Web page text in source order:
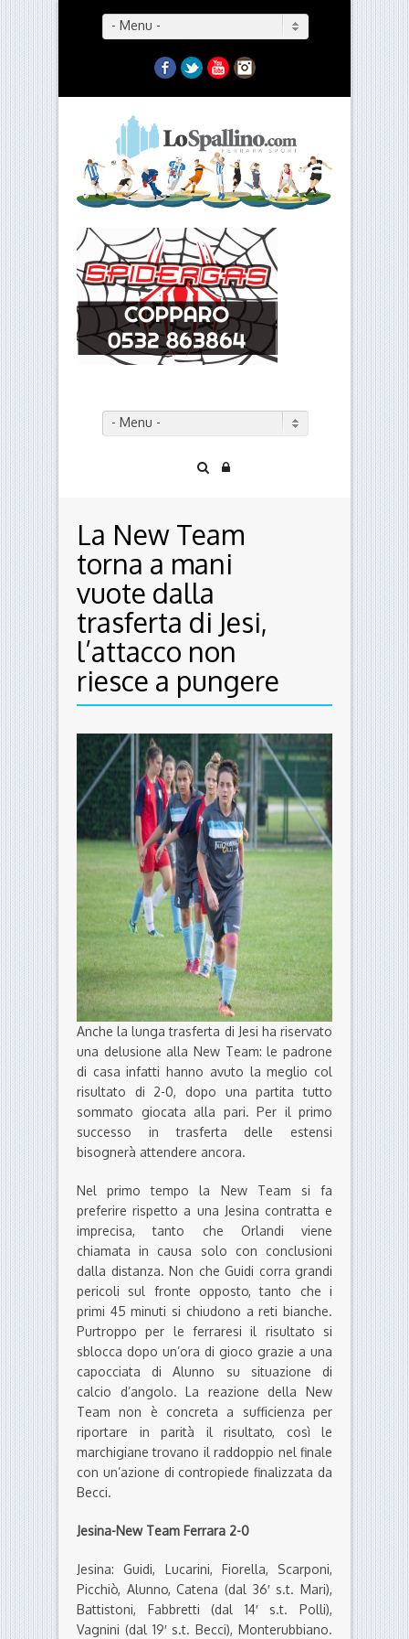
- Menu -
Facebook
TwitterYouTubeInstagram
- Menu -
La New Team
torna a mani
vuote dalla
trasferta di Jesi,
l’attacco non
riesce a pungere
Anche la lunga trasferta di Jesi ha riservato
una delusione alla New Team: le padrone
di casa infatti hanno avuto la meglio col
risultato di 2-0, dopo una partita tutto
sommato giocata alla pari. Per il primo
successo in trasferta delle estensi
bisognerà attendere ancora.
Nel primo tempo la New Team si fa
preferire rispetto a una Jesina contratta e
imprecisa, tanto che Orlandi viene
chiamata in causa solo con conclusioni
dalla distanza. Non che Guidi corra grandi
pericoli sul fronte opposto, tanto che i
primi 45 minuti si chiudono a reti bianche.
Purtroppo per le ferraresi il risultato si
sblocca dopo un’ora di gioco grazie a una
capocciata di Alunno su situazione di
calcio d’angolo. La reazione della New
Team non è concreta a sufficienza per
riportare in parità il risultato, così le
marchigiane trovano il raddoppio nel finale
con un’azione di contropiede finalizzata da
Becci.
Jesina-New Team Ferrara 2-0
Jesina: Guidi, Lucarini, Fiorella, Scarponi,
Picchiò, Alunno, Catena (dal 36′ s.t. Mari),
Battistoni, Fabbretti (dal 14′ s.t. Polli),
Vagnini (dal 19′ s.t. Becci), Monterubbiano.